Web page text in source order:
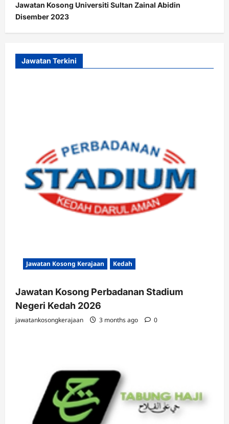
Jawatan Kosong Universiti Sultan Zainal Abidin
Disember 2023
Jawatan Terkini
Jawatan Kosong Kerajaan Kedah
Jawatan Kosong Perbadanan Stadium
Negeri Kedah 2026
jawatankosongkerajaan 3 months ago 0